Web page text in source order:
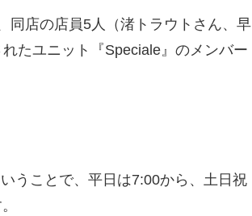
同店の店員5人（渚トラウトさん、早
たユニット『Speciale』のメンバー
うことで、平日は7:00から、土日祝